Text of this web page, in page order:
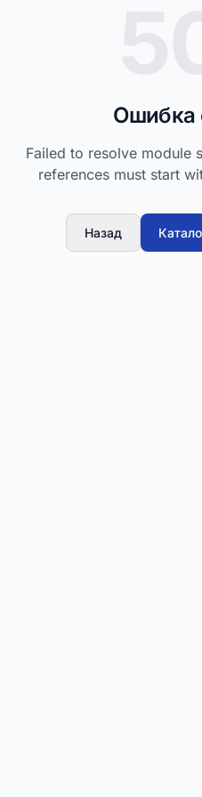
Ошибка
Failed to resolve module
references must start
Назад